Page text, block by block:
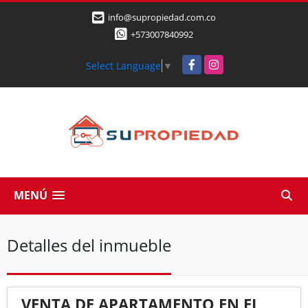
info@supropiedad.com.co
+573007840992
Select Language ▼ FacebookInstagram
MENÚ
Detalles del inmueble
VENTA DE APARTAMENTO EN EL